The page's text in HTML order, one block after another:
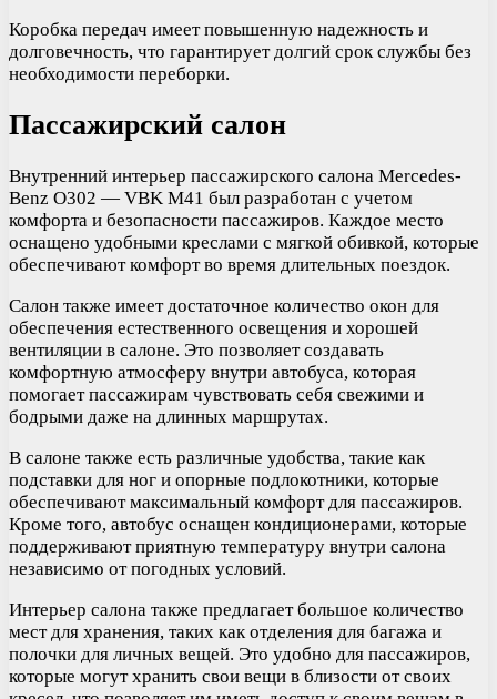
Коробка передач имеет повышенную надежность и
долговечность, что гарантирует долгий срок службы без
необходимости переборки.
Пассажирский салон
Внутренний интерьер пассажирского салона Mercedes-
Benz O302 — VBK M41 был разработан с учетом
комфорта и безопасности пассажиров. Каждое место
оснащено удобными креслами с мягкой обивкой, которые
обеспечивают комфорт во время длительных поездок.
Салон также имеет достаточное количество окон для
обеспечения естественного освещения и хорошей
вентиляции в салоне. Это позволяет создавать
комфортную атмосферу внутри автобуса, которая
помогает пассажирам чувствовать себя свежими и
бодрыми даже на длинных маршрутах.
В салоне также есть различные удобства, такие как
подставки для ног и опорные подлокотники, которые
обеспечивают максимальный комфорт для пассажиров.
Кроме того, автобус оснащен кондиционерами, которые
поддерживают приятную температуру внутри салона
независимо от погодных условий.
Интерьер салона также предлагает большое количество
мест для хранения, таких как отделения для багажа и
полочки для личных вещей. Это удобно для пассажиров,
которые могут хранить свои вещи в близости от своих